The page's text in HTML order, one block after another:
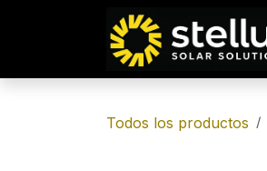
Todos los productos